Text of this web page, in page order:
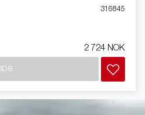
316845
2 724 NOK